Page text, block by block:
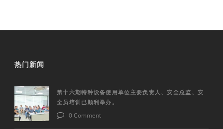
热门新闻
第十六期特种设备使用单位主要负责人、安全总监、安
全员培训已顺利举办。
0 Comment